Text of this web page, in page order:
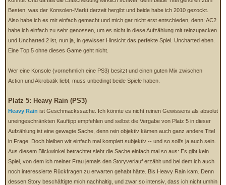
Besten, was der Konsolen-Markt derzeit hergibt und beide habe ich 2010 gezockt.
Also habe ich es mir einfach gemacht und mich gar nicht erst entschieden, denn: AC2
habe ich einfach zu sehr genossen, um es nicht in diese Aufzählung mit reinzupacken
und Uncharted 2 ist, nun ja, in gewisser Hinsicht das perfekte Spiel. Uncharted eben.
Eine Top 5 ohne dieses Game geht nicht.
Wer eine Konsole (vornehmlich eine PS3) besitzt und einen guten Mix zwischen
Action und Akrobatik liebt, muss unbedingt beide Spiele haben.
Platz 5: Heavy Rain (PS3)
Heavy Rain ist Geschmackssache. Ich könnte es nicht reinen Gewissens als absolut
uneingeschränkten Kauftipp empfehlen und selbst die Vergabe von Platz 5 in dieser
Aufzählung ist eine gewagte Sache, denn rein objektiv kämen auch ganz andere Titel
in Frage. Doch bleiben wir einfach mal komplett subjektiv -- und so soll's ja auch sein.
Aus diesem Blickwinkel betrachtet sieht die Sache einfach mal so aus: Es gibt kein
Spiel, von dem ich meiner Frau jemals den Storyverlauf erzählt und bei dem ich auch
noch interessierte Rückfragen zu erwarten gehabt hätte. Bis Heavy Rain kam. Denn
dessen Story beschäftigte mich nachhaltig, und zwar so intensiv, dass ich nicht umhin